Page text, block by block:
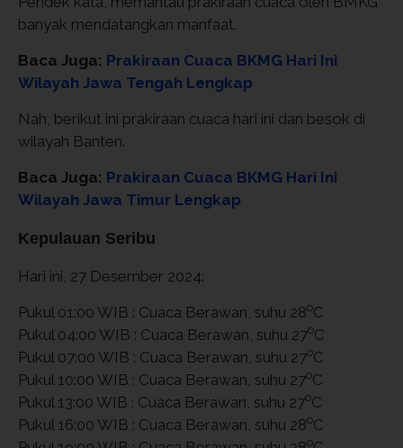
banyak mendatangkan manfaat.
Baca Juga: Prakiraan Cuaca BKMG Hari Ini
Wilayah Jawa Tengah Lengkap
Nah, berikut ini prakiraan cuaca hari ini dan besok di
wilayah Banten.
Baca Juga: Prakiraan Cuaca BKMG Hari Ini
Wilayah Jawa Timur Lengkap
Kepulauan Seribu
Hari ini, 27 Desember 2024:
Pukul 01:00 WIB : Cuaca Berawan, suhu 28oC
Pukul 04:00 WIB : Cuaca Berawan, suhu 27oC
Pukul 07:00 WIB : Cuaca Berawan, suhu 27oC
Pukul 10:00 WIB : Cuaca Berawan, suhu 27oC
Pukul 13:00 WIB : Cuaca Berawan, suhu 27oC
Pukul 16:00 WIB : Cuaca Berawan, suhu 28oC
o